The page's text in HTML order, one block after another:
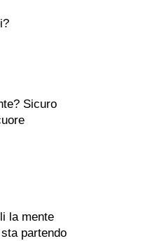
Sicuro
la mente
partendo